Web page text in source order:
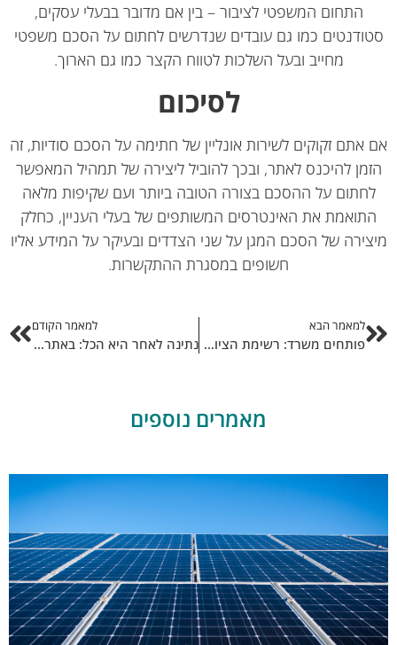
התחום המשפטי לציבור – בין אם מדובר בבעלי עסקים,
כמו גם עובדים שנדרשים לחתום על הסכם משפטי
מחייב ובעל השלכות לטווח הקצר כמו גם הארוך.
לסיכום
זקוקים לשירות אונליין של חתימה על הסכם סודיות, זה
להיכנס לאתר, ובכך להוביל ליצירה של תמהיל המאפשר
על ההסכם בצורה הטובה ביותר ועם שקיפות מלאה
את האינטרסים המשותפים של בעלי העניין, כחלק
של הסכם המגן על שני הצדדים ובעיקר על המידע אליו
חשופים במסגרת ההתקשרות.
למאמר הבא
פותחים משרד: רשימת הציוד המלאה לעסק המתחיל
למאמר הקודם
נתינה לאחר היא הכל: באתר Jgive תוכלו לתרום למי שתרצו – ובקלות
מאמרים נוספים